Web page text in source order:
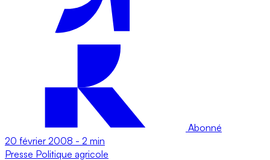
Abonné
20 février 2008 - 2 min
Presse Politique agricole